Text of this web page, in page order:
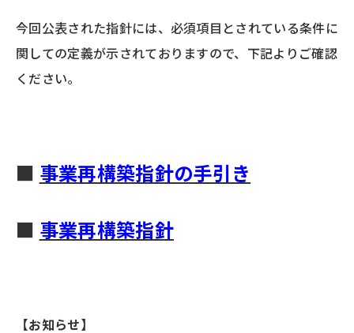
今回公表された指針には、必須項目とされている条件に
関しての定義が示されておりますので、下記よりご確認
ください。
■ 事業再構築指針の手引き
■ 事業再構築指針
【お知らせ】